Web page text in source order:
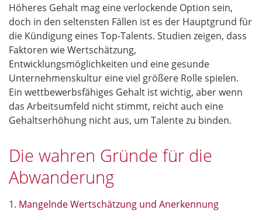
Höheres Gehalt mag eine verlockende Option sein,
doch in den seltensten Fällen ist es der Hauptgrund für
die Kündigung eines Top-Talents. Studien zeigen, dass
Faktoren wie Wertschätzung,
Entwicklungsmöglichkeiten und eine gesunde
Unternehmenskultur eine viel größere Rolle spielen.
Ein wettbewerbsfähiges Gehalt ist wichtig, aber wenn
das Arbeitsumfeld nicht stimmt, reicht auch eine
Gehaltserhöhung nicht aus, um Talente zu binden.
Die wahren Gründe für die
Abwanderung
1. Mangelnde Wertschätzung und Anerkennung